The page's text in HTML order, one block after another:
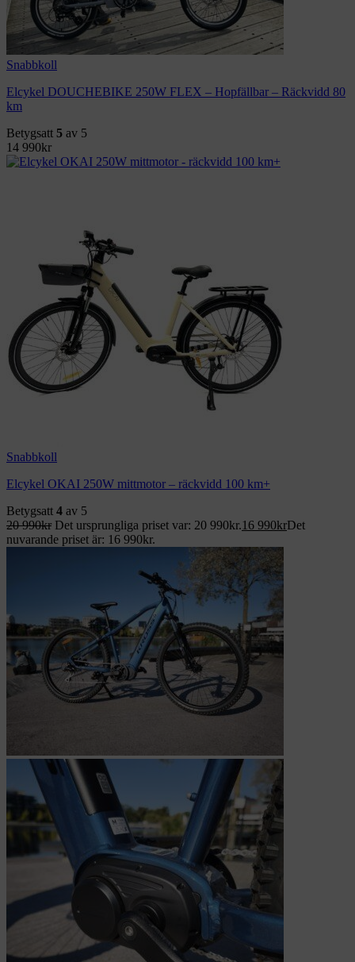
Snabbkoll
Elcykel DOUCHEBIKE 250W FLEX – Hopfällbar – Räckvidd 80
km
Betygsatt 5 av 5
14 990kr
Snabbkoll
Elcykel OKAI 250W mittmotor – räckvidd 100 km+
Betygsatt 4 av 5
20 990kr Det ursprungliga priset var: 20 990kr.16 990krDet
nuvarande priset är: 16 990kr.